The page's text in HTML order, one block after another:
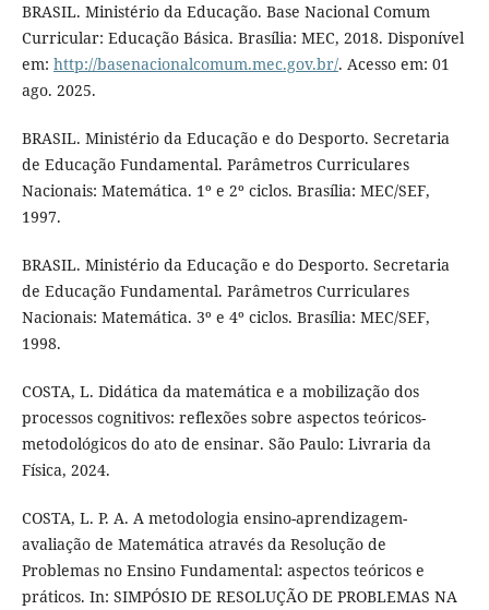
BRASIL. Ministério da Educação. Base Nacional Comum
Curricular: Educação Básica. Brasília: MEC, 2018. Disponível
em: http://basenacionalcomum.mec.gov.br/. Acesso em: 01
ago. 2025.
BRASIL. Ministério da Educação e do Desporto. Secretaria
de Educação Fundamental. Parâmetros Curriculares
Nacionais: Matemática. 1º e 2º ciclos. Brasília: MEC/SEF,
1997.
BRASIL. Ministério da Educação e do Desporto. Secretaria
de Educação Fundamental. Parâmetros Curriculares
Nacionais: Matemática. 3º e 4º ciclos. Brasília: MEC/SEF,
1998.
COSTA, L. Didática da matemática e a mobilização dos
processos cognitivos: reflexões sobre aspectos teóricos-
metodológicos do ato de ensinar. São Paulo: Livraria da
Física, 2024.
COSTA, L. P. A. A metodologia ensino-aprendizagem-
avaliação de Matemática através da Resolução de
Problemas no Ensino Fundamental: aspectos teóricos e
práticos. In: SIMPÓSIO DE RESOLUÇÃO DE PROBLEMAS NA